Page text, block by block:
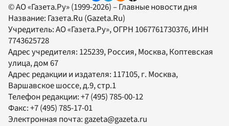
© АО «Газета.Ру» (1999-2026) – Главные новости дня
Название: Газета.Ru (Gazeta.Ru)
Учредитель:АО «Газета.Ру», ОГРН 1067761730376, ИНН
7743625728
Адрес учредителя: 125239, Россия, Москва, Коптевская
улица, дом 67
Адрес редакции и издателя: 117105, г. Москва,
Варшавское шоссе, д.9, стр.1
Телефон редакции:+7 (495) 785-00-12
Факс:+7 (495) 785-17-01
Электронная почта:gazeta@gazeta.ru